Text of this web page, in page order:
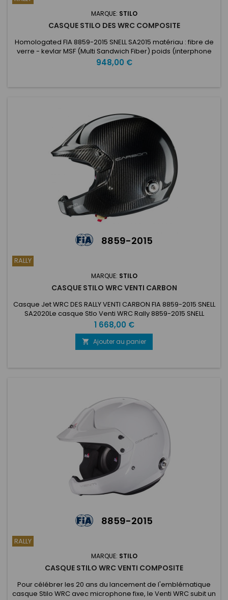
MARQUE: STILO
CASQUE STILO DES WRC COMPOSITE
Homologated FIA 8859-2015 SNELL SA2015 matériau : fibre de
verre - kevlar MSF (Multi Sandwich Fiber) poids (interphone
inclus) +-30 g : small shell 1.450 g large shell 1.530 g Perche et
Prix
948,00 €
8859-2015
RALLY
MARQUE: STILO
CASQUE STILO WRC VENTI CARBON
Casque Jet WRC DES RALLY VENTI CARBON FIA 8859-2015 SNELL
SA2020Le casque Stlo Venti WRC Rally 8859-2015 SNELL
SA2020 est doté d'une toute nouvelle coque spécialement
conçue pour permettre l'intégration du système de
communication sans fil révolutionnaire Stilo 'WL'.Conçu
spécifiquement pour être utilisé avec le système de
Prix
1 668,00 €
 Ajouter au panier
8859-2015
RALLY
MARQUE: STILO
CASQUE STILO WRC VENTI COMPOSITE
Pour célébrer les 20 ans du lancement de l'emblématique
casque Stilo WRC avec microphone fixe, le Venti WRC subit un